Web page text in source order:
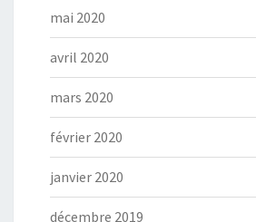
mai 2020
avril 2020
mars 2020
février 2020
janvier 2020
décembre 2019